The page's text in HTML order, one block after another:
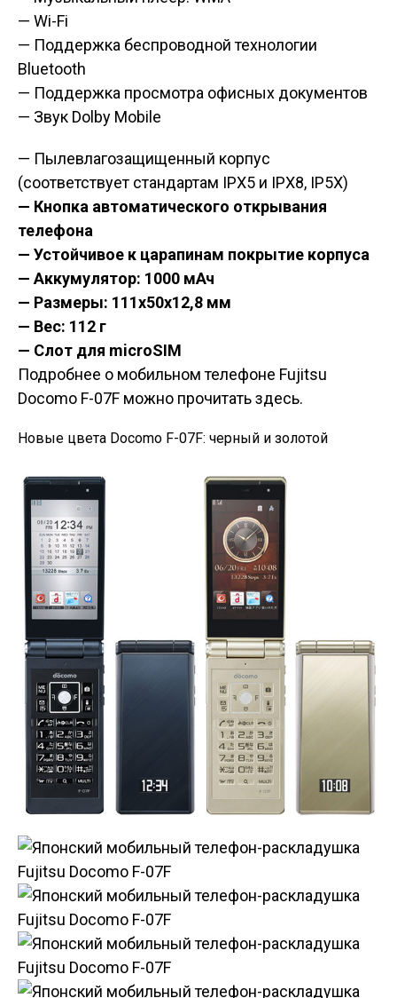
— Wi-Fi
— Поддержка беспроводной технологии
Bluetooth
— Поддержка просмотра офисных документов
— Звук Dolby Mobile
— Пылевлагозащищенный корпус
(соответствует стандартам IPX5 и IPX8, IP5X)
— Кнопка автоматического открывания
телефона
— Устойчивое к царапинам покрытие корпуса
— Аккумулятор: 1000 мАч
— Размеры: 111x50x12,8 мм
— Вес: 112 г
— Слот для microSIM
Подробнее о мобильном телефоне Fujitsu
Docomo F-07F можно прочитать здесь.
Новые цвета Docomo F-07F: черный и золотой